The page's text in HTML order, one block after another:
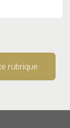
rubrique